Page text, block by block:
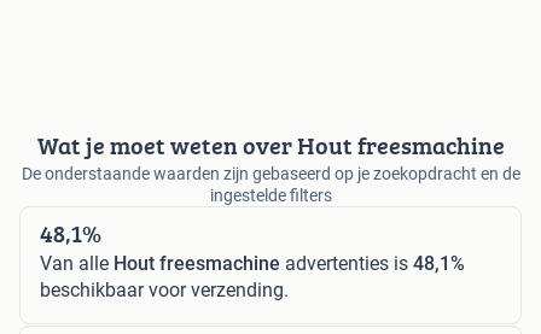
Wat je moet weten over Hout freesmachine
De onderstaande waarden zijn gebaseerd op je zoekopdracht en de
ingestelde filters
48,1%
Van alle Hout freesmachine advertenties is 48,1%
beschikbaar voor verzending.